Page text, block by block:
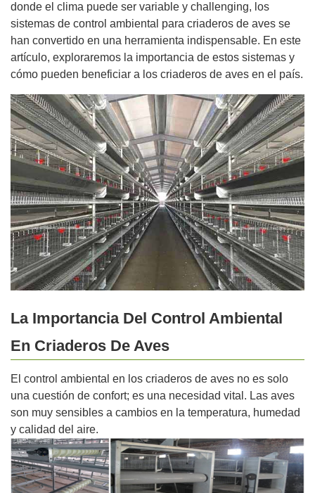
donde el clima puede ser variable y challenging, los
sistemas de control ambiental para criaderos de aves se
han convertido en una herramienta indispensable. En este
artículo, exploraremos la importancia de estos sistemas y
cómo pueden beneficiar a los criaderos de aves en el país.
La Importancia Del Control Ambiental
En Criaderos De Aves
El control ambiental en los criaderos de aves no es solo
una cuestión de confort; es una necesidad vital. Las aves
son muy sensibles a cambios en la temperatura, humedad
y calidad del aire.